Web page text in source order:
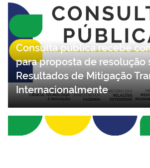
Consulta pública recebe
para proposta de resolução
Resultados de Mitigação
Internacionalmente